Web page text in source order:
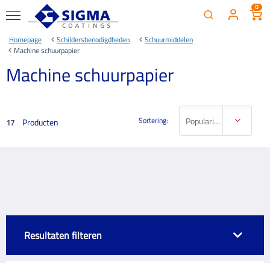
0
Homepage Schildersbenodigdheden
Schuurmiddelen
Machine schuurpapier
Machine schuurpapier
17 Producten Sortering: Populariteit
Resultaten filteren